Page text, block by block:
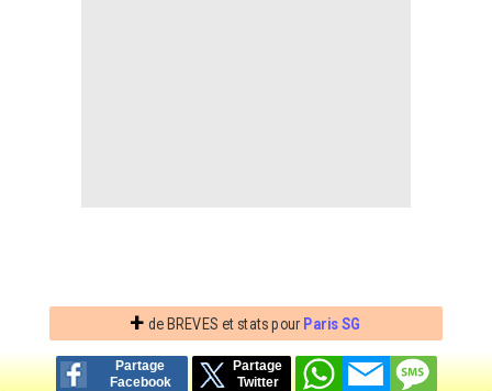
+ de BREVES et stats pour Paris SG
Partage
Facebook
Partage
Twitter